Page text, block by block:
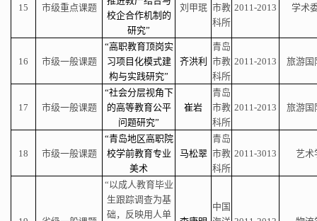
15 市级重点课题
校企合作机制的
研究”
刘甲珉 市教
科所
2011-2013 学术
16 市级一般课题
“高职教育顶岗实
习项目化模式建
构与实践研究”
齐洪利
青岛
市教
科所
2011-2013 旅游国
17 市级一般课题
“社会分层视角下
的高等教育公平
问题研究”
崔岩
青岛
市教
科所
2011-2013 旅游国
18 市级一般课题
“青岛地区高职院
校学前教育专业
美术
马松翠
青岛
市教
科所
2011-3013 艺术
“以成人教育毕业
生跟踪调查为基
础，反映用人单
中国